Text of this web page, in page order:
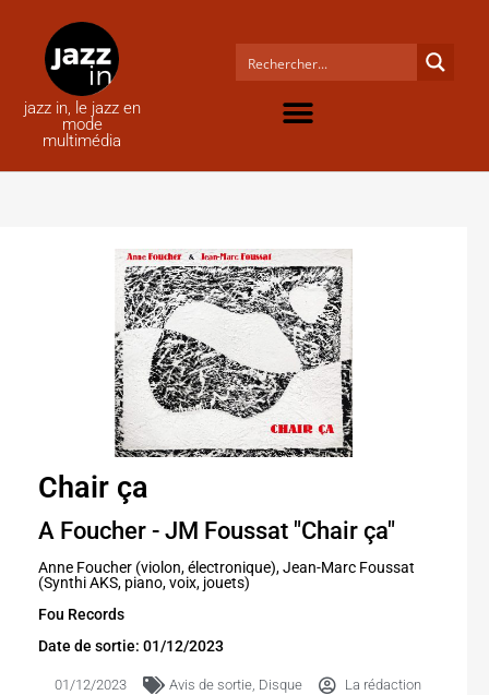
jazz in, le jazz en
mode
multimédia
Chair ça
A Foucher - JM Foussat "Chair ça"
Anne Foucher (violon, électronique), Jean-Marc Foussat
(Synthi AKS, piano, voix, jouets)
Fou Records
Date de sortie: 01/12/2023
01/12/2023 Avis de sortie, Disque La rédaction